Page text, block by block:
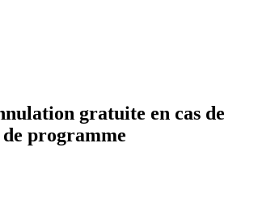
gratuite en cas de
programme